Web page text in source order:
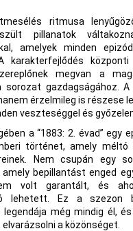
ritmusa
pillanatok
amelyek minden
karakterfejlődés
megvan a
sorozat gazdagságához.
érzelmileg is részese
veszteséggel és
a “1883: 2. évad” egy
történet, amely
Nem csupán egy
bepillantást enged
volt garantált, és
lehetett. Ez a szezon
legendája még mindig él,
elvarázsolni a közönséget.